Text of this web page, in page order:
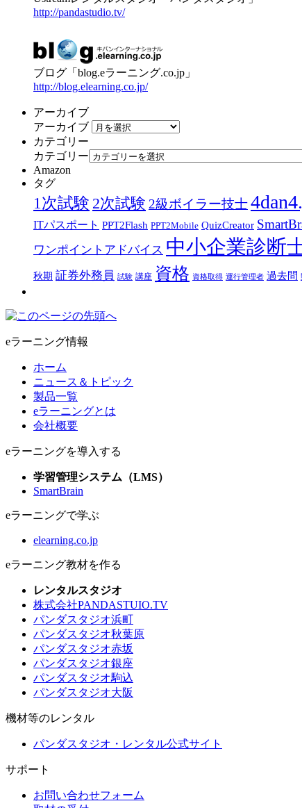
http://pandastudio.tv/
ブログ「blog.eラーニング.co.jp」
http://blog.elearning.co.jp/
アーカイブ
アーカイブ
カテゴリー
カテゴリー
Amazon
タグ
1次試験 2次試験 2級ボイラー技士
ITパスポート PPT2Flash PPT2Mobile QuizCreator
ワンポイントアドバイス 中小企業診断
秋期 証券外務員 試験 講座 資格 資格取得 運行管理者 過去問
eラーニング情報
ホーム
ニュース＆トピック
製品一覧
eラーニングとは
会社概要
eラーニングを導入する
学習管理システム（LMS）
SmartBrain
eラーニングで学ぶ
elearning.co.jp
eラーニング教材を作る
レンタルスタジオ
株式会社PANDASTUIO.TV
パンダスタジオ浜町
パンダスタジオ秋葉原
パンダスタジオ赤坂
パンダスタジオ銀座
パンダスタジオ駒込
パンダスタジオ大阪
機材等のレンタル
パンダスタジオ・レンタル公式サイト
サポート
お問い合わせフォーム